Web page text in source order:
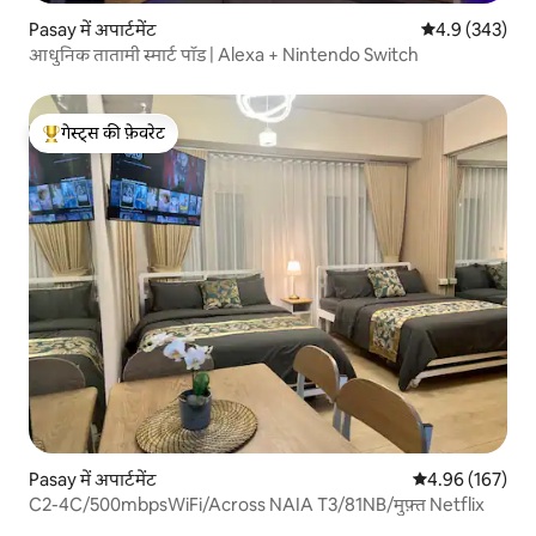
Pasay में अपार्टमेंट औसत रेटिंग 5 में
4.9 (343)
आधुनिक तातामी स्मार्ट पॉड | Alexa + Nintendo Switch
गेस्ट्स का टॉप फ़ेवरेट
गेस्ट्स की फ़ेवरेट
Pasay में अपार्टमेंट औसत रेटिंग 5 में से
4.96 (167)
C2-4C/500mbpsWiFi/Across NAIA T3/81NB/मुफ़्त Netflix